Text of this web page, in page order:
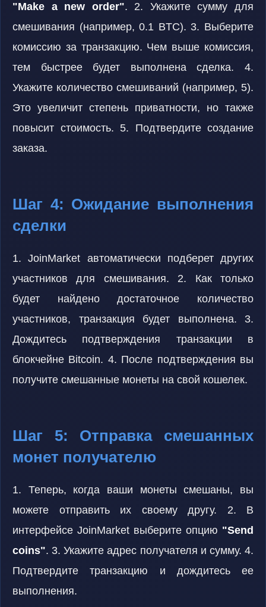
"Make a new order". 2. Укажите сумму для
смешивания (например, 0.1 BTC). 3. Выберите
комиссию за транзакцию. Чем выше комиссия,
тем быстрее будет выполнена сделка. 4.
Укажите количество смешиваний (например, 5).
Это увеличит степень приватности, но также
повысит стоимость. 5. Подтвердите создание
заказа.
Шаг 4: Ожидание выполнения
сделки
1. JoinMarket автоматически подберет других
участников для смешивания. 2. Как только
будет найдено достаточное количество
участников, транзакция будет выполнена. 3.
Дождитесь подтверждения транзакции в
блокчейне Bitcoin. 4. После подтверждения вы
получите смешанные монеты на свой кошелек.
Шаг 5: Отправка смешанных
монет получателю
1. Теперь, когда ваши монеты смешаны, вы
можете отправить их своему другу. 2. В
интерфейсе JoinMarket выберите опцию "Send
coins". 3. Укажите адрес получателя и сумму. 4.
Подтвердите транзакцию и дождитесь ее
выполнения.